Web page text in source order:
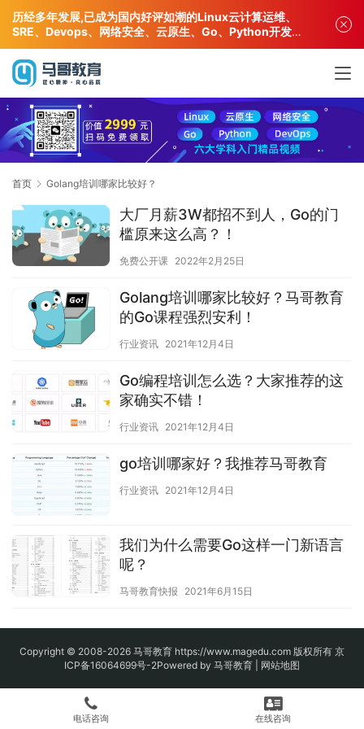
首页 Golang培训哪家比较好？
大厂月薪3W都招不到人，Go的门
槛原来这么高？！
免费公开课 2022年2月25日
Golang培训哪家比较好？马哥教育
的Go课程强烈安利！
行业资讯 2021年12月4日
Go编程培训怎么选？大家推荐的这
家确实不错！
行业资讯 2021年12月4日
go培训哪家好？我推荐马哥教育
行业资讯 2021年12月4日
我们为什么需要Go这样一门新语言
呢？
马哥教育快报 2021年6月15日
Copyright © 2008-2026 马哥教育 https://www.magedu.com 版权所有 京
ICP备16064699号-2Powered by 马哥教育 | 网站地图
电话咨询 在线咨询
历经多年发展,已成为国内好评如潮的Linux云计算运维、
SRE、Devops、网络安全、云原生、Go、Python开发专
业人才培训机构!